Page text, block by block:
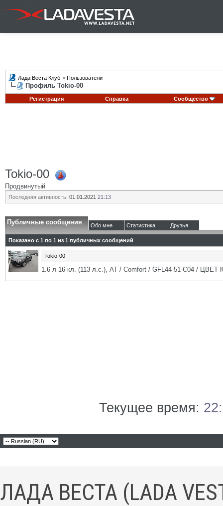
Лада Веста Клуб > Пользователи
Профиль Tokio-00
Регистрация Справка Сообщество
Tokio-00
Продвинутый
Последняя активность: 01.01.2021 21:13
Публичные сообщения Обо мне Статистика Друзья
Показано с 1 по 1 из 1 публичных сообщений
Tokio-00
1.6 л 16-кл. (113 л.с.), АТ / Comfort / GFL44-51-C04 / ЦВЕТ
Текущее время:
ЛАДА ВЕСТА (LADA